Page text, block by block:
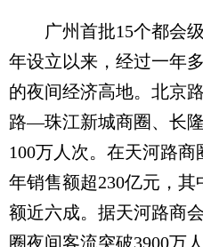
广州首批15个都会级
年设立以来，经过一年
的夜间经济高地。北京
路—珠江新城商圈、长
100万人次。在天河路
年销售额超230亿元，
额近六成。据天河路商
圈夜间客流突破3900万人